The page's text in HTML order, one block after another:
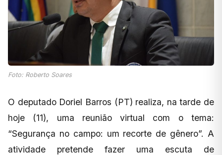
Foto: Roberto Soares
O deputado Doriel Barros (PT) realiza, na tarde de
hoje (11), uma reunião virtual com o tema:
“Segurança no campo: um recorte de gênero”. A
atividade pretende fazer uma escuta de